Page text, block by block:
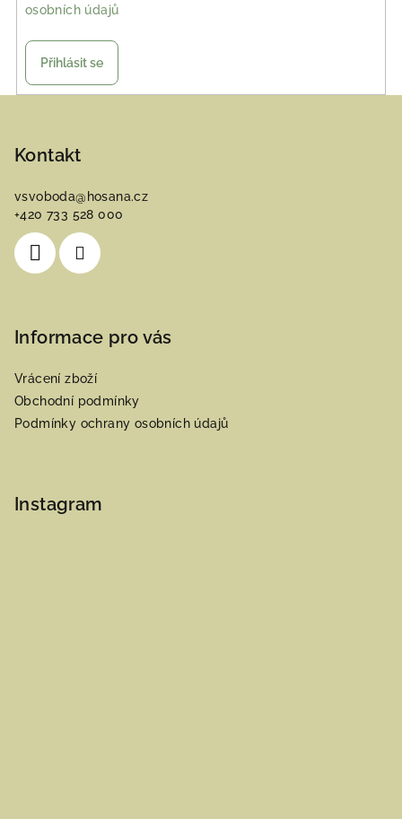
osobních údajů
Přihlásit se
Kontakt
vsvoboda@ hosana.cz
+420 733 528 000
Informace pro vás
Vrácení zboží
Obchodní podmínky
Podmínky ochrany osobních údajů
Instagram